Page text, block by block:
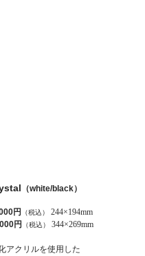
（white/black）
円 （税込） 244×194mm
円
（税込） 344×269mm
アクリルを使用した